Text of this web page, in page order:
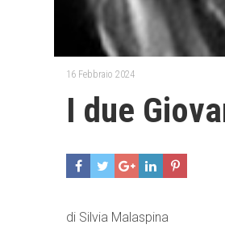
16 Febbraio 2024
I due
di Silvia Malaspina